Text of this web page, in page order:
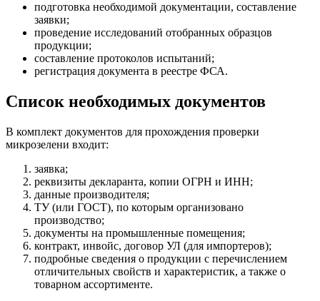
подготовка необходимой документации, составление
заявки;
проведение исследований отобранных образцов
продукции;
составление протоколов испытаний;
регистрация документа в реестре ФСА.
Список необходимых документов
В комплект документов для прохождения проверки
микрозелени входит:
заявка;
реквизиты декларанта, копии ОГРН и ИНН;
данные производителя;
ТУ (или ГОСТ), по которым организовано
производство;
документы на промышленные помещения;
контракт, инвойс, договор УЛ (для импортеров);
подробные сведения о продукции с перечислением
отличительных свойств и характеристик, а также о
товарном ассортименте.